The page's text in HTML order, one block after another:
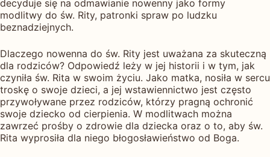
decyduje się na odmawianie nowenny jako formy
modlitwy do św. Rity, patronki spraw po ludzku
beznadziejnych.
Dlaczego nowenna do św. Rity jest uważana za skuteczną
dla rodziców? Odpowiedź leży w jej historii i w tym, jak
czyniła św. Rita w swoim życiu. Jako matka, nosiła w sercu
troskę o swoje dzieci, a jej wstawiennictwo jest często
przywoływane przez rodziców, którzy pragną ochronić
swoje dziecko od cierpienia. W modlitwach można
zawrzeć prośby o zdrowie dla dziecka oraz o to, aby św.
Rita wyprosiła dla niego błogosławieństwo od Boga.